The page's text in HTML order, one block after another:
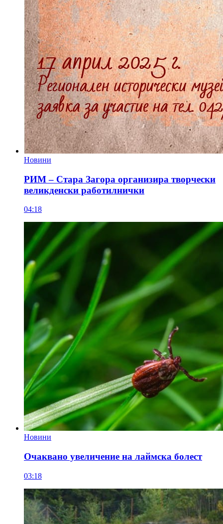
Новини
РИМ – Стара Загора организира творчески
великденски работилнички
04:18
Новини
Очаквано увеличение на лаймска болест
03:18